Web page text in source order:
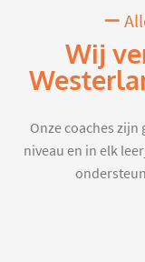
Wij
Onze coaches
niveau en in elk